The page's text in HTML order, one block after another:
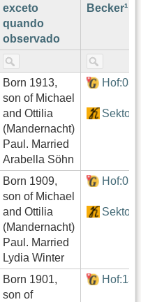
exceto
quando
observado
Becker¹
Born 1913,
son of Michael
and Ottilia
(Mandernacht)
Paul. Married
Arabella Söhn
Hof:034
Sektor1
Born 1909,
son of Michael
and Ottilia
(Mandernacht)
Paul. Married
Lydia Winter
Hof:035
Sektor1
Born 1901,
son of
Hof:132